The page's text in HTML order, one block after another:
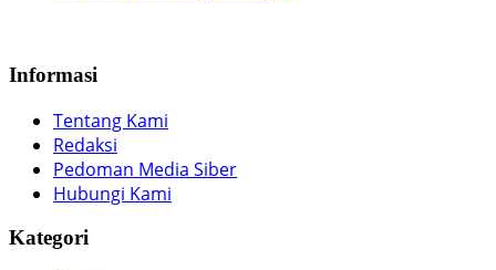
Informasi
Tentang Kami
Redaksi
Pedoman Media Siber
Hubungi Kami
Kategori